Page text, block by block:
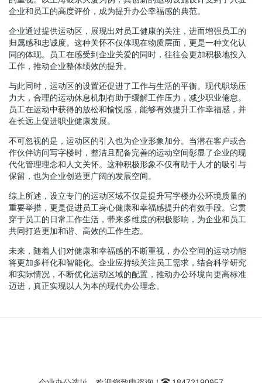
企业和员工的高度评价，成为提升办公幸福感的典范。
企业通过提供运动区，展现出对员工健康的关注，进而增强员工的
归属感和忠诚度。这种关怀不仅体现在物质层面，更是一种文化认
同的体现。员工在感受到企业关爱的同时，往往会更加积极地投入
工作，推动企业整体绩效的提升。
与此同时，运动区的设置还促进了工作与生活的平衡。现代职场压
力大，合理的运动休息机制有助于缓解工作压力，减少职业倦怠。
员工在运动中获得的放松和愉悦感，能够有效提升工作幸福感，并
在长远上促进职业健康发展。
不可忽视的是，运动区的引入也为企业形象加分。当潜在客户或合
作伙伴访问写字楼时，整洁且配备完善的运动空间彰显了企业的现
代化管理理念和人文关怀。这种积极形象不仅有助于人才的吸引与
保留，也为企业创造更广阔的发展空间。
综上所述，设立专门的运动区域不仅是提升写字楼办公环境质量的
重要举措，更是促进员工身心健康和幸福感提升的有效手段。它贯
穿于员工的日常工作生活，带来多维度的积极影响，为企业和员工
共同打造更加和谐、高效的工作生态。
未来，随着人们对健康和幸福感的不断重视，办公空间的运动功能
将更加多样化和智能化。企业应持续关注员工需求，结合科学研究
和实际情况，不断优化运动区域的配置，推动办公环境向更高标准
迈进，真正实现以人为本的现代办公理念。